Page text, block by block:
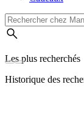
Les plus recherchés
Historique des